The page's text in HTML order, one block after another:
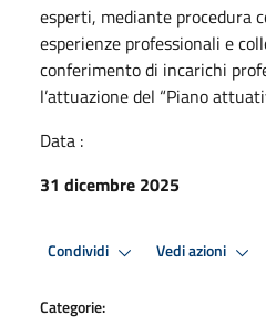
esperti, mediante procedura
esperienze professionali e
conferimento di incarichi
l’attuazione del “Piano
Data :
31 dicembre 2025
Condividi Vedi azioni
Categorie: